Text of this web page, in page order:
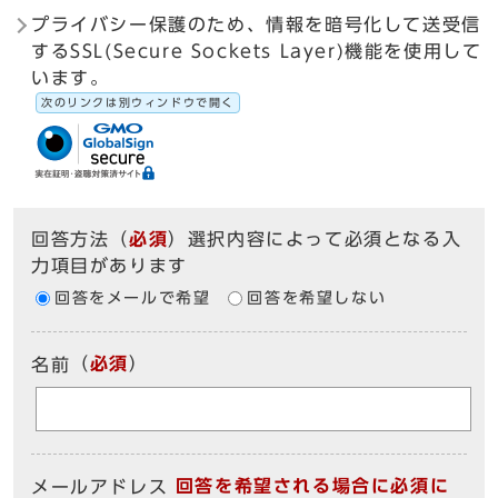
プライバシー保護のため、情報を暗号化して送受信
するSSL(Secure Sockets Layer)機能を使用して
います。
次のリンクは別ウィンドウで開く
回答方法 （必須）選択内容によって必須となる入
力項目があります
回答をメールで希望 回答を希望しない
名前 （必須）
メールアドレス
回答を希望される場合に必須に